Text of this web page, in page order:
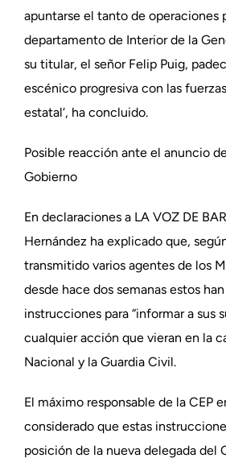
apuntarse el tanto de operaciones
departamento de Interior de la
su titular, el señor Felip Puig,
escénico progresiva con las
estatal‘, ha concluido.
Posible reacción ante el anuncio
Gobierno
En declaraciones a LA VOZ DE
Hernández ha explicado que,
transmitido varios agentes de los
desde hace dos semanas estos
instrucciones para “informar a sus
cualquier acción que vieran en la
Nacional y la Guardia Civil.
El máximo responsable de la CEP
considerado que estas
posición de la nueva delegada del